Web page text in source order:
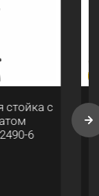
стойка с
6